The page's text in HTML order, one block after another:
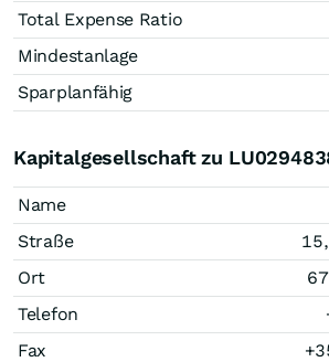
Total Expense Ratio
Mindestanlage
Sparplanfähig
Kapitalgesellschaft zu
Name
Straße
Ort
Telefon
Fax